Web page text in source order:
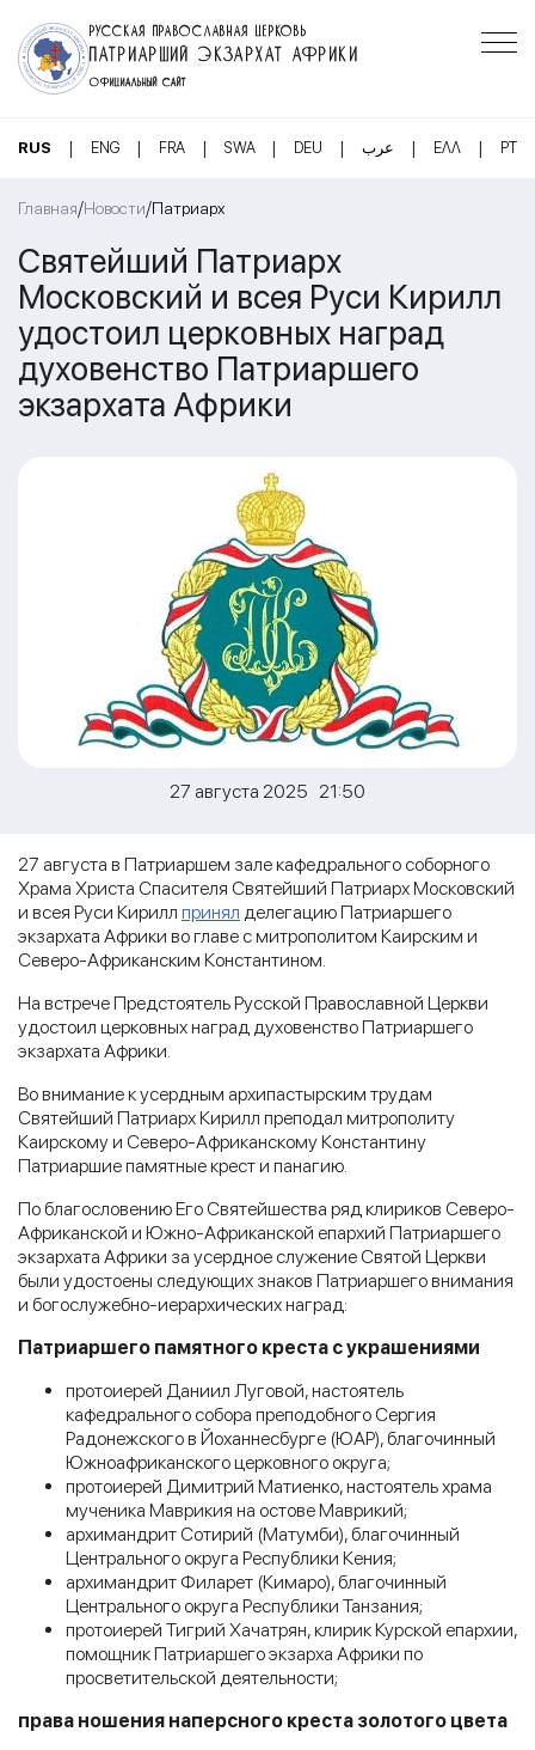
РУССКАЯ ПРАВОСЛАВНАЯ ЦЕРКОВЬ
ПАТРИАРШИЙ ЭКЗАРХАТ АФРИКИ
ОФИЦИАЛЬНЫЙ САЙТ
RUS | ENG | FRA | SWA | DEU | عرب | ΕΛΛ | PT
Главная/Новости/Патриарх
Святейший Патриарх
Московский и всея Руси Кирилл
удостоил церковных наград
духовенство Патриаршего
экзархата Африки
27 августа 2025 21:50
27 августа в Патриаршем зале кафедрального соборного
Храма Христа Спасителя Святейший Патриарх Московский
и всея Руси Кирилл принял делегацию Патриаршего
экзархата Африки во главе с митрополитом Каирским и
Северо-Африканским Константином.
На встрече Предстоятель Русской Православной Церкви
удостоил церковных наград духовенство Патриаршего
экзархата Африки.
Во внимание к усердным архипастырским трудам
Святейший Патриарх Кирилл преподал митрополиту
Каирскому и Северо-Африканскому Константину
Патриаршие памятные крест и панагию.
По благословению Его Святейшества ряд клириков Северо-
Африканской и Южно-Африканской епархий Патриаршего
экзархата Африки за усердное служение Святой Церкви
были удостоены следующих знаков Патриаршего внимания
и богослужебно-иерархических наград:
Патриаршего памятного креста с украшениями
протоиерей Даниил Луговой, настоятель
кафедрального собора преподобного Сергия
Радонежского в Йоханнесбурге (ЮАР), благочинный
Южноафриканского церковного округа;
протоиерей Димитрий Матиенко, настоятель храма
мученика Маврикия на остове Маврикий;
архимандрит Сотирий (Матумби), благочинный
Центрального округа Республики Кения;
архимандрит Филарет (Кимаро), благочинный
Центрального округа Республики Танзания;
протоиерей Тигрий Хачатрян, клирик Курской епархии,
помощник Патриаршего экзарха Африки по
просветительской деятельности;
права ношения наперсного креста золотого цвета